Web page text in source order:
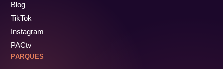
Blog
TikTok
Instagram
PACtv
PARQUES